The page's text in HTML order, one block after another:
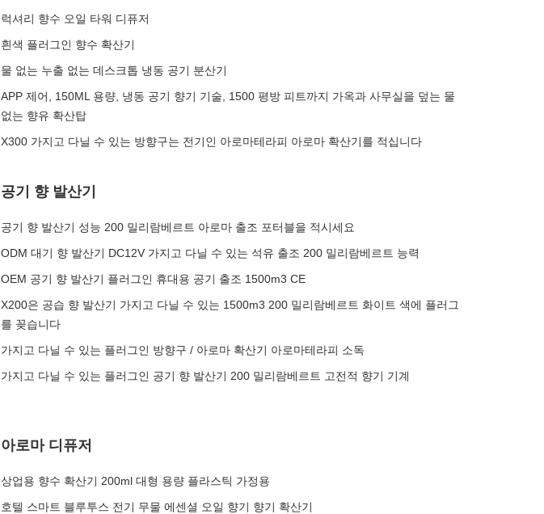
럭셔리 향수 오일 타워 디퓨저
흰색 플러그인 향수 확산기
물 없는 누출 없는 데스크톱 냉동 공기 분산기
APP 제어, 150ML 용량, 냉동 공기 향기 기술, 1500 평방 피트까지 가옥과 사무실을 덮는 물
없는 향유 확산탑
X300 가지고 다닐 수 있는 방향구는 전기인 아로마테라피 아로마 확산기를 적십니다
공기 향 발산기
공기 향 발산기 성능 200 밀리람베르트 아로마 출조 포터블을 적시세요
ODM 대기 향 발산기 DC12V 가지고 다닐 수 있는 석유 출조 200 밀리람베르트 능력
OEM 공기 향 발산기 플러그인 휴대용 공기 출조 1500m3 CE
X200은 공습 향 발산기 가지고 다닐 수 있는 1500m3 200 밀리람베르트 화이트 색에 플러그
를 꽂습니다
가지고 다닐 수 있는 플러그인 방향구 / 아로마 확산기 아로마테라피 소독
가지고 다닐 수 있는 플러그인 공기 향 발산기 200 밀리람베르트 고전적 향기 기계
아로마 디퓨저
상업용 향수 확산기 200ml 대형 용량 플라스틱 가정용
호텔 스마트 블루투스 전기 무물 에센셜 오일 향기 향기 확산기